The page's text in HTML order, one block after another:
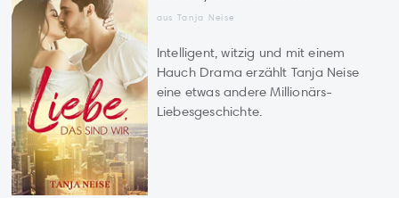
aus Tanja Neise
Intelligent, witzig und mit einem
Hauch Drama erzählt Tanja Neise
eine etwas andere Millionärs-
Liebesgeschichte.